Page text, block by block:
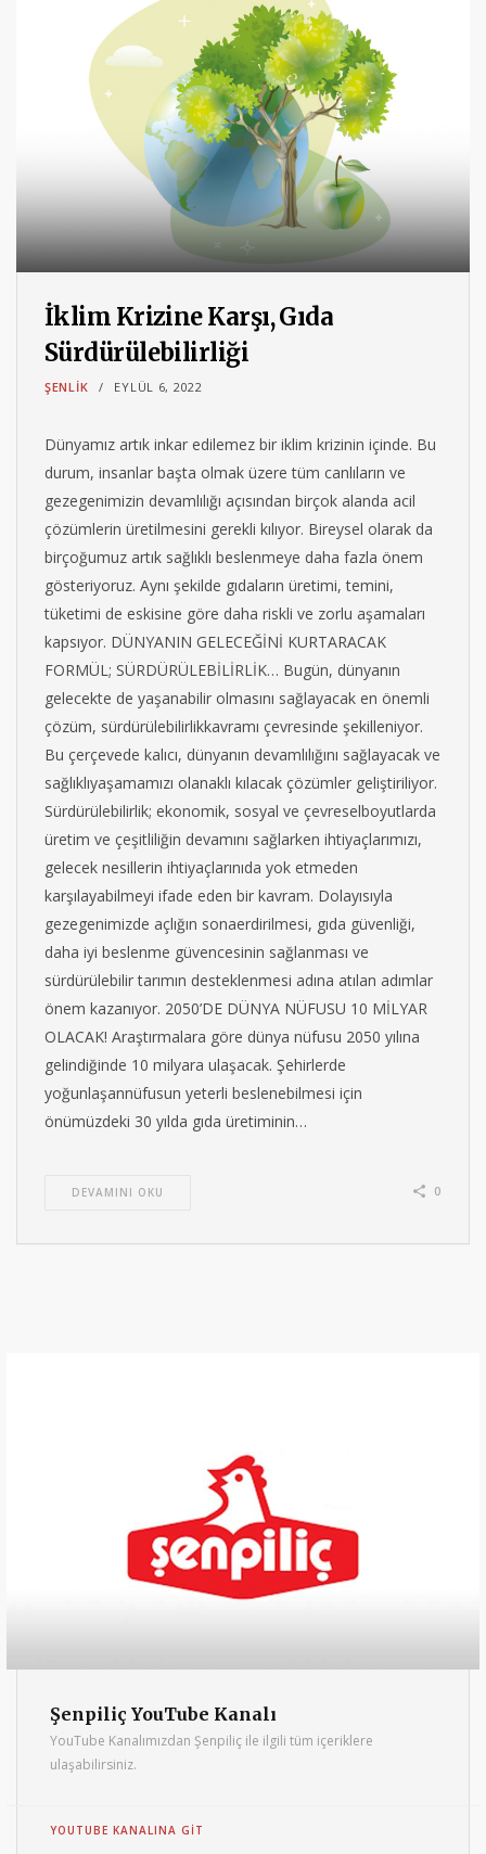
İklim Krizine Karşı, Gıda
Sürdürülebilirliği
ŞENLIK EYLÜL 6, 2022
Dünyamız artık inkar edilemez bir iklim krizinin içinde. Bu
durum, insanlar başta olmak üzere tüm canlıların ve
gezegenimizin devamlılığı açısından birçok alanda acil
çözümlerin üretilmesini gerekli kılıyor. Bireysel olarak da
birçoğumuz artık sağlıklı beslenmeye daha fazla önem
gösteriyoruz. Aynı şekilde gıdaların üretimi, temini,
tüketimi de eskisine göre daha riskli ve zorlu aşamaları
kapsıyor. DÜNYANIN GELECEĞİNİ KURTARACAK
FORMÜL; SÜRDÜRÜLEBİLİRLİK… Bugün, dünyanın
gelecekte de yaşanabilir olmasını sağlayacak en önemli
çözüm, sürdürülebilirlikkavramı çevresinde şekilleniyor.
Bu çerçevede kalıcı, dünyanın devamlılığını sağlayacak ve
sağlıklıyaşamamızı olanaklı kılacak çözümler geliştiriliyor.
Sürdürülebilirlik; ekonomik, sosyal ve çevreselboyutlarda
üretim ve çeşitliliğin devamını sağlarken ihtiyaçlarımızı,
gelecek nesillerin ihtiyaçlarınıda yok etmeden
karşılayabilmeyi ifade eden bir kavram. Dolayısıyla
gezegenimizde açlığın sonaerdirilmesi, gıda güvenliği,
daha iyi beslenme güvencesinin sağlanması ve
sürdürülebilir tarımın desteklenmesi adına atılan adımlar
önem kazanıyor. 2050’DE DÜNYA NÜFUSU 10 MİLYAR
OLACAK! Araştırmalara göre dünya nüfusu 2050 yılına
gelindiğinde 10 milyara ulaşacak. Şehirlerde
yoğunlaşannüfusun yeterli beslenebilmesi için
önümüzdeki 30 yılda gıda üretiminin…
DEVAMINI OKU 0
Şenpiliç YouTube Kanalı
YouTube Kanalımızdan Şenpiliç ile ilgili tüm içeriklere
ulaşabilirsiniz.
YOUTUBE KANALINA GIT